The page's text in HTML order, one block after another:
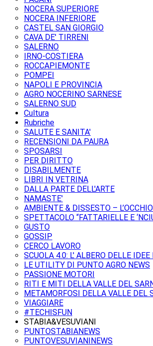
NOCERA SUPERIORE
NOCERA INFERIORE
CASTEL SAN GIORGIO
CAVA DE' TIRRENI
SALERNO
IRNO-COSTIERA
ROCCAPIEMONTE
POMPEI
NAPOLI E PROVINCIA
AGRO NOCERINO SARNESE
SALERNO SUD
Cultura
Rubriche
SALUTE E SANITA'
RECENSIONI DA PAURA
SPOSARSI
PER DIRITTO
DISABILMENTE
LIBRI IN VETRINA
DALLA PARTE DELL'ARTE
NAMASTE'
AMBIENTE & DISSESTO –
SPETTACOLO “FATTARIELLE E
GUSTO
GOSSIP
CERCO LAVORO
SCUOLA 4.0: L' ALBERO DELLE
LE UTILITY DI PUNTO AGRO NEWS
PASSIONE MOTORI
RITI E MITI DELLA VALLE DEL
METAMORFOSI DELLA VALLE DEL
VIAGGIARE
#TECHISFUN
STABIA&VESUVIANI
PUNTOSTABIANEWS
PUNTOVESUVIANINEWS